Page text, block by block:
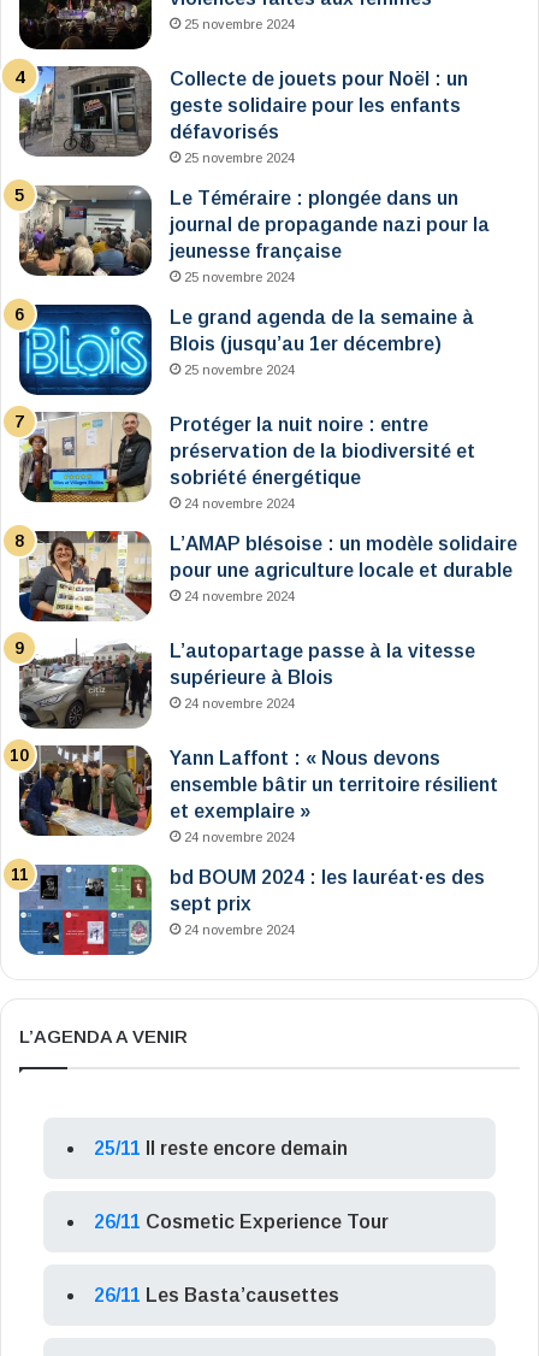
25 novembre 2024
Collecte de jouets pour Noël : un
geste solidaire pour les enfants
défavorisés
25 novembre 2024
Le Téméraire : plongée dans un
journal de propagande nazi pour la
jeunesse française
25 novembre 2024
Le grand agenda de la semaine à
Blois (jusqu’au 1er décembre)
25 novembre 2024
Protéger la nuit noire : entre
préservation de la biodiversité et
sobriété énergétique
24 novembre 2024
L’AMAP blésoise : un modèle solidaire
pour une agriculture locale et durable
24 novembre 2024
L’autopartage passe à la vitesse
supérieure à Blois
24 novembre 2024
Yann Laffont : « Nous devons
ensemble bâtir un territoire résilient
et exemplaire »
24 novembre 2024
bd BOUM 2024 : les lauréat·es des
sept prix
24 novembre 2024
L’AGENDA A VENIR
25/11 Il reste encore demain
26/11 Cosmetic Experience Tour
26/11 Les Basta’causettes